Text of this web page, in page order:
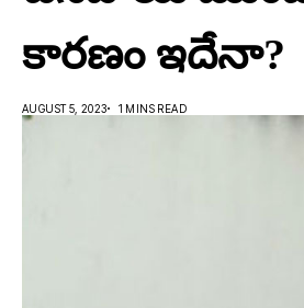
కారణం ఇదేనా?
AUGUST 5, 2023 1 MINS READ